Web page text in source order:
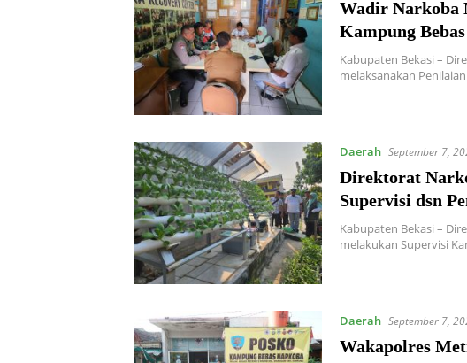
Wadir Narkoba
Kampung
Kabupaten Bekasi –
melaksanakan
Daerah September 7,
Direktorat
Supervisi dsn
Kabupaten Bekasi –
melakukan Supervisi
Daerah September 7,
Wakapolres